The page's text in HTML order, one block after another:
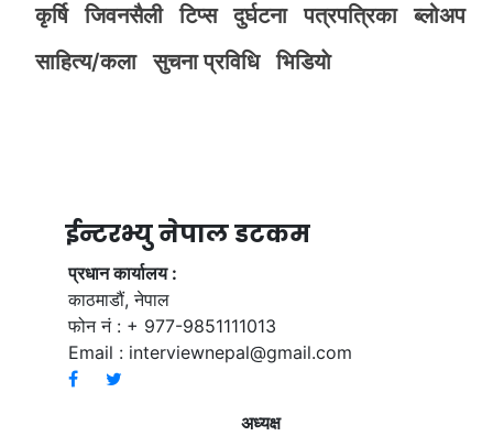
कृर्षि
जिवनसैली टिप्स दुर्घटना पत्रपत्रिका
ब्लोअप
साहित्य/कला
सुचना प्रविधि भिडियाे
ईन्टरभ्यु नेपाल डटकम
प्रधान कार्यालय :
काठमाडौं, नेपाल
फोन नं : + 977-9851111013
Email : interviewnepal@gmail.com
अध्यक्ष